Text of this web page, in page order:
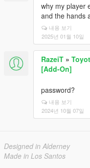
why my player
and the hands
내용 보기
2025년 01월 10일
RazeiT »
[Add-On]
password?
내용 보기
2024년 10월 07일
Designed in Alderney
Made in Los Santos